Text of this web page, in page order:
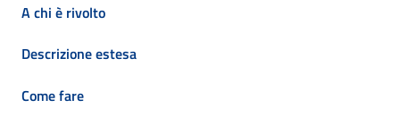
A chi è rivolto
Descrizione estesa
Come fare